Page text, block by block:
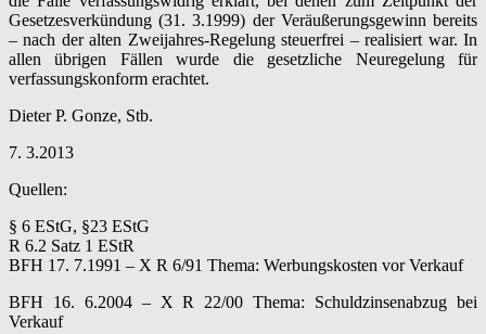
Gesetzesverkündung (31. 3.1999) der Veräußerungsgewinn bereits
– nach der alten Zweijahres-Regelung steuerfrei – realisiert war. In
allen übrigen Fällen wurde die gesetzliche Neuregelung für
verfassungskonform erachtet.
Dieter P. Gonze, Stb.
7. 3.2013
Quellen:
§ 6 EStG, §23 EStG
R 6.2 Satz 1 EStR
BFH 17. 7.1991 – X R 6/91 Thema: Werbungskosten vor Verkauf
BFH 16. 6.2004 – X R 22/00 Thema: Schuldzinsenabzug bei
Verkauf